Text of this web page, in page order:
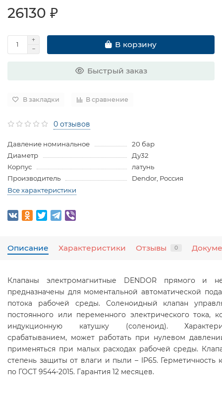
26130 ₽
В корзину
Быстрый заказ
В закладки В сравнение
0 отзывов
Давление номинальное
20 бар
Диаметр
Ду32
Корпус
латунь
Производитель
Dendor, Россия
Все характеристики
Описание Характеристики Отзывы 0
Клапаны электромагнитные DENDOR прямого и
предназначены для моментальной автоматической
потока рабочей среды. Соленоидный клапан
постоянного или переменного электрического тока,
индукционную катушку (соленоид).
срабатыванием, может работать при нулевом
применяться при малых расходах рабочей среды.
степень защиты от влаги и пыли – IP65. Герметичность
по ГОСТ 9544-2015. Гарантия 12 месяцев.